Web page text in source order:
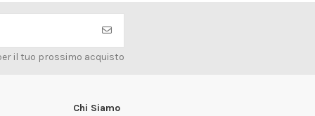
il tuo prossimo acquisto
Chi Siamo